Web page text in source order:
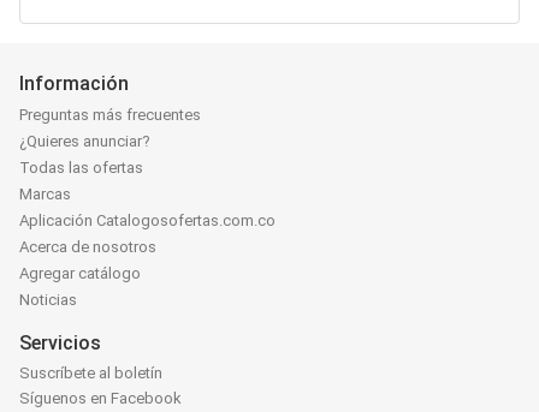
Información
Preguntas más frecuentes
¿Quieres anunciar?
Todas las ofertas
Marcas
Aplicación Catalogosofertas.com.co
Acerca de nosotros
Agregar catálogo
Noticias
Servicios
Suscríbete al boletín
Síguenos en Facebook